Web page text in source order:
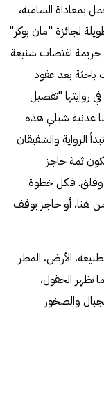
بمعاداة السامية،
لجائزة "مان بوكر"
عودة إلى جريمة اغتصاب شنيعة
باحثة بعد عقود
روايتها "تفصيل
عدنية شبلي هذه
الرواية والشقيقان
ثمة حاجز
وقلق. فكل خطوة
هنا، أو حاجز يوقف
صفحة، تحضر الطبيعة، الأرض، المطر
تظهر الحقول،
والصخور